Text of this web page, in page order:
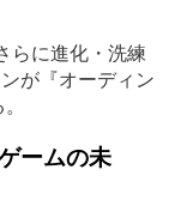
らに進化・洗練
が『オーディン
ームの未